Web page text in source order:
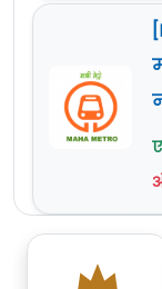
या
पत्त्यावर)
पत्राद्वारे
ऑक्टोबर
अर्जामध्ये
अर्जासोबत
सविस्तर
अधिक